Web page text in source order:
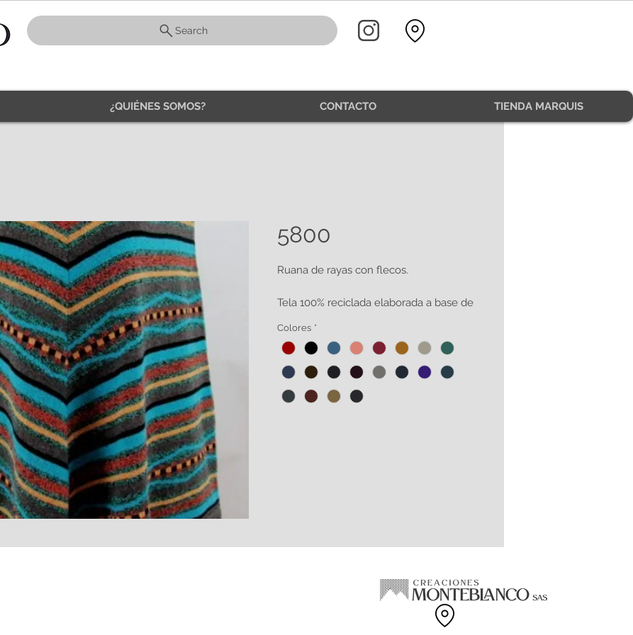
Search
¿QUIÉNES SOMOS? CONTACTO TIENDA MARQUIS
5800
Ruana de rayas con flecos.
Tela 100% reciclada elaborada a base de
de algodón.
Amplia gama de tallas disponibles.
HECHO EN COLOMBIA.
Colores *